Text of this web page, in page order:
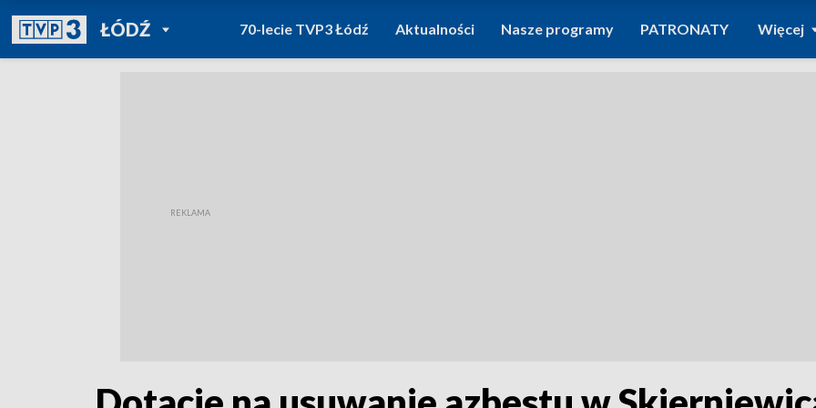
ŁÓDŹPOWRÓT DO
TVP REGIONY
70-lecie TVP3 Łódź Aktualności Nasze programy PATRONATY Więcej